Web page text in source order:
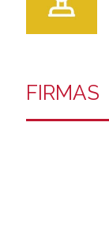
FIRMAS